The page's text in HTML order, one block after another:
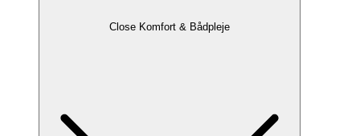
Close Komfort & Bådpleje